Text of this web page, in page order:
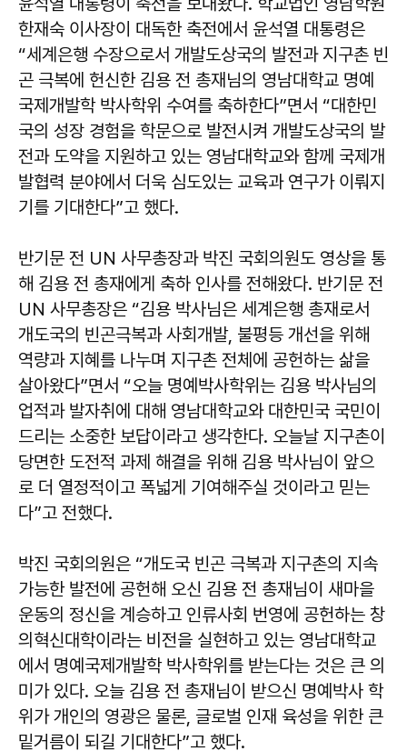
한재숙 이사장이 대독한 축전에서 윤석열 대통령은
“세계은행 수장으로서 개발도상국의 발전과 지구촌 빈
곤 극복에 헌신한 김용 전 총재님의 영남대학교 명예
국제개발학 박사학위 수여를 축하한다”면서 “대한민
국의 성장 경험을 학문으로 발전시켜 개발도상국의 발
전과 도약을 지원하고 있는 영남대학교와 함께 국제개
발협력 분야에서 더욱 심도있는 교육과 연구가 이뤄지
기를 기대한다”고 했다.
반기문 전 UN 사무총장과 박진 국회의원도 영상을 통
해 김용 전 총재에게 축하 인사를 전해왔다. 반기문 전
UN 사무총장은 “김용 박사님은 세계은행 총재로서
개도국의 빈곤극복과 사회개발, 불평등 개선을 위해
역량과 지혜를 나누며 지구촌 전체에 공헌하는 삶을
살아왔다”면서 “오늘 명예박사학위는 김용 박사님의
업적과 발자취에 대해 영남대학교와 대한민국 국민이
드리는 소중한 보답이라고 생각한다. 오늘날 지구촌이
당면한 도전적 과제 해결을 위해 김용 박사님이 앞으
로 더 열정적이고 폭넓게 기여해주실 것이라고 믿는
다”고 전했다.
박진 국회의원은 “개도국 빈곤 극복과 지구촌의 지속
가능한 발전에 공헌해 오신 김용 전 총재님이 새마을
운동의 정신을 계승하고 인류사회 번영에 공헌하는 창
의혁신대학이라는 비전을 실현하고 있는 영남대학교
에서 명예국제개발학 박사학위를 받는다는 것은 큰 의
미가 있다. 오늘 김용 전 총재님이 받으신 명예박사 학
위가 개인의 영광은 물론, 글로벌 인재 육성을 위한 큰
밑거름이 되길 기대한다”고 했다.